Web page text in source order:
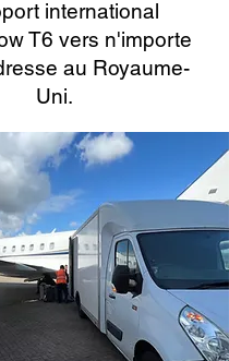
international
T6 vers n'importe
au Royaume-
Uni.